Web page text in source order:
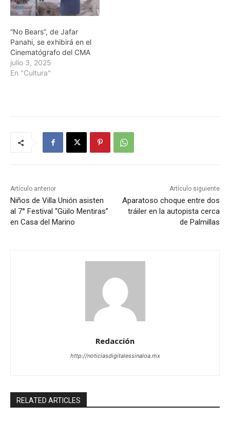
“No Bears”, de Jafar
Panahi, se exhibirá en el
Cinematógrafo del CMA
julio 3, 2025
En "Cultura"
Artículo anterior
Niños de Villa Unión asisten
al 7° Festival “Güilo Mentiras”
en Casa del Marino
Artículo siguiente
Aparatoso choque entre dos
tráiler en la autopista cerca
de Palmillas
Redacción
http://noticiasdigitalessinaloa.mx
RELATED ARTICLES